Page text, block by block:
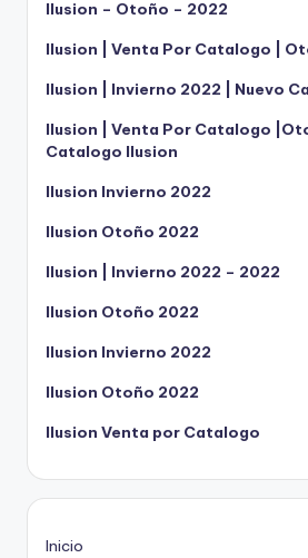
Ilusion – Otoño – 2022
Ilusion | Venta Por Catalogo |
Ilusion | Invierno 2022 | Nuevo
Ilusion | Venta Por Catalogo
Catalogo Ilusion
Ilusion Invierno 2022
Ilusion Otoño 2022
Ilusion | Invierno 2022 – 2022
Ilusion Otoño 2022
Ilusion Invierno 2022
Ilusion Otoño 2022
Ilusion Venta por Catalogo
Inicio